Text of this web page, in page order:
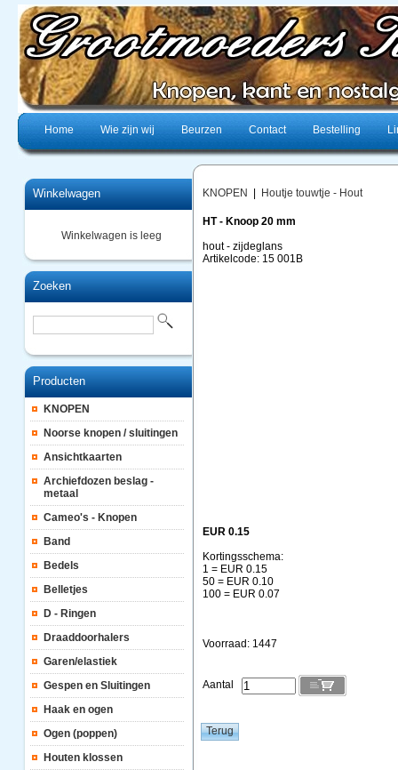
Home Wie zijn wij Beurzen Contact Bestelling
Winkelwagen
Winkelwagen is leeg
Zoeken
Producten
KNOPEN
Noorse knopen / sluitingen
Ansichtkaarten
Archiefdozen beslag -
metaal
Cameo's - Knopen
Band
Bedels
Belletjes
D - Ringen
Draaddoorhalers
Garen/elastiek
Gespen en Sluitingen
Haak en ogen
Ogen (poppen)
Houten klossen
KNOPEN Houtje touwtje - Hout
HT - Knoop 20 mm
hout - zijdeglans
Artikelcode: 15 001B
EUR 0.15
Kortingsschema:
1 = EUR 0.15
50 = EUR 0.10
100 = EUR 0.07
Voorraad: 1447
Aantal